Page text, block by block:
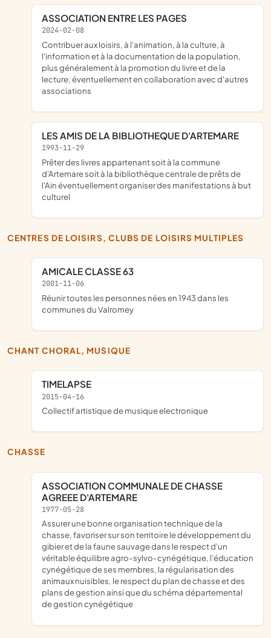
ASSOCIATION ENTRE LES PAGES
2024-02-08
contribuer aux loisirs, à l'animation, à la culture, à
l'information et à la documentation de la population,
plus généralement à la promotion du livre et de la
lecture, éventuellement en collaboration avec d'autres
associations
LES AMIS DE LA BIBLIOTHEQUE D'ARTEMARE
1993-11-29
prêter des livres appartenant soit à la commune
d'Artemare soit à la bibliothèque centrale de prêts de
l'Ain éventuellement organiser des manifestations à but
culturel
CENTRES DE LOISIRS, CLUBS DE LOISIRS MULTIPLES
AMICALE CLASSE 63
2001-11-06
réunir toutes les personnes nées en 1943 dans les
communes du Valromey
CHANT CHORAL, MUSIQUE
TIMELAPSE
2015-04-16
collectif artistique de musique electronique
CHASSE
ASSOCIATION COMMUNALE DE CHASSE
AGREEE D'ARTEMARE
1977-05-28
assurer une bonne organisation technique de la
chasse, favoriser sur son territoire le développement du
gibier et de la faune sauvage dans le respect d'un
véritable équilibre agro-sylvo-cynégétique, l'éducation
cynégétique de ses membres, la régularisation des
animaux nuisibles, le respect du plan de chasse et des
plans de gestion ainsi que du schéma départemental
de gestion cynégétique